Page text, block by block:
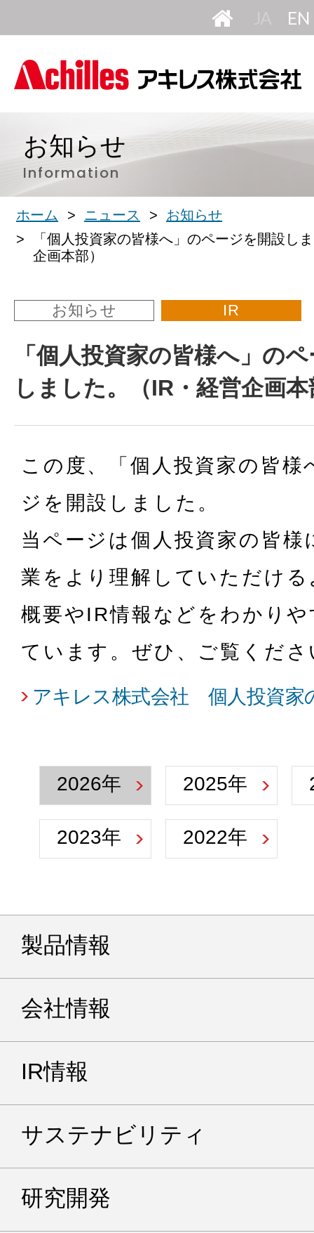
本
語
お知らせ
Information
ホーム ニュース
お知らせ
「個人投資家の皆様へ」のページを開設し
企画本部）
「個人投資家の皆様へ」の
しました。（IR・経営企画
お知らせ IR
この度、「個人投資家の皆様
ジを開設しました。
当ページは個人投資家の皆様
業をより理解していただけ
概要やIR情報などをわかり
ています。ぜひ、ご覧くださ
アキレス株式会社 個人投資家
2026年 2025年
2023年 2022年
製品情報
会社情報
IR情報
サステナビリティ
研究開発